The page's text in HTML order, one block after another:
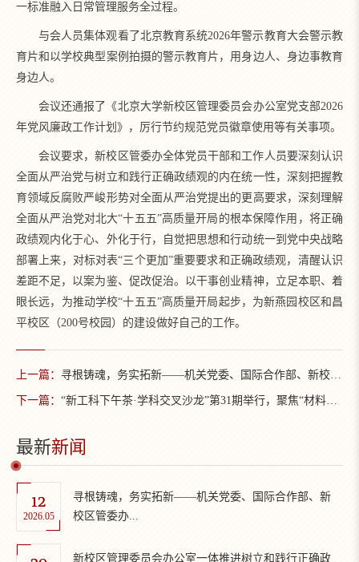
一标准融入日常管理服务全过程。
与会人员集体观看了北京教育系统2026年警示教育大会警示教
育片和以学校典型案例拍摄的警示教育片，用身边人、身边事教育
身边人。
会议还通报了《北京大学新校区管理委员会办公室党支部2026
年党风廉政工作计划》，厉行节约规范党员徽章使用等有关事项。
会议要求，新校区管委办全体党员干部和工作人员要深刻认识
全面从严治党与树立和践行正确政绩观的内在统一性，深刻把握教
育领域反腐败严峻形势对全面从严治党提出的更高要求，深刻理解
全面从严治党对北大“十五五”高质量开局的根本保障作用，将正确
政绩观内化于心、外化于行，自觉把思想和行动统一到党中央战略
部署上来，对标对表“三个更加”重要要求和正确政绩观，清醒认识
差距不足，以案为鉴、促改促治。以干事创业精神，立足本职、着
眼长远，为推动学校“十五五”高质量开局起步，为新燕园校区和昌
平校区（200号校园）的建设做好自己的工作。
上一篇： 寻根铸魂，务实拓新——机关党委、国际合作部、新校区管委办党支部联合开展主题党日活动
下一篇： “新工科下午茶·学科交叉沙龙”第31期举行，聚焦“材料、器件、架构、算法，面向未来智能计算的跨尺度对话”
最新新闻
12
2026.05
寻根铸魂，务实拓新——机关党委、国际合作部、新
校区管委办...
新校区管理委员会办公室一体推进树立和践行正确政